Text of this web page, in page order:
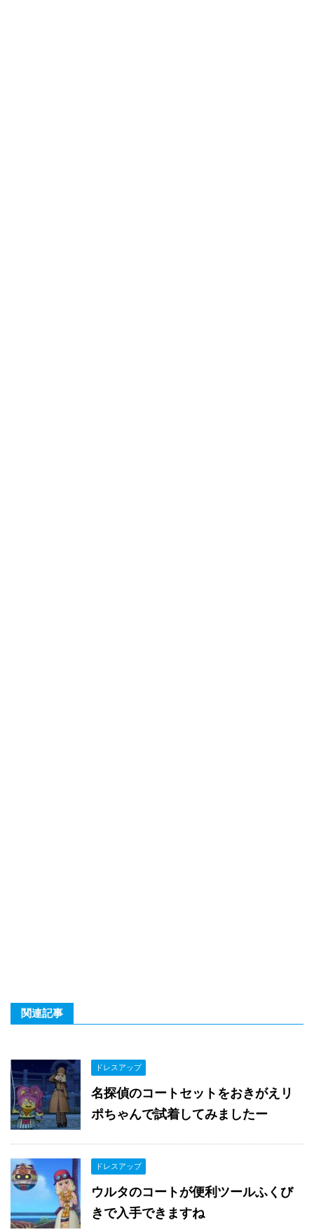
関連記事
ドレスアップ
名探偵のコートセットをおきがえリ
ポちゃんで試着してみましたー
ドレスアップ
ウルタのコートが便利ツールふくび
きで入手できますね